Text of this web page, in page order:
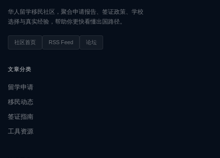
华人留学移民社区，聚合申请报告、签证政策、学校
选择与真实经验，帮助你更快看懂出国路径。
社区首页 RSS Feed 论坛
文章分类
留学申请
移民动态
签证指南
工具资源